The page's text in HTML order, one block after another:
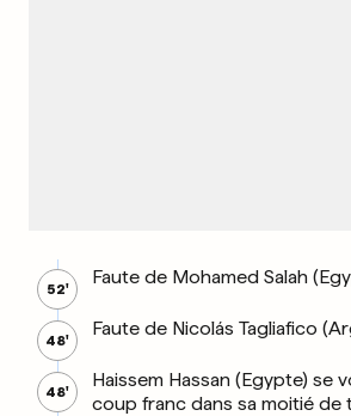
52'
Faute de Mohamed Salah
48'
Faute de Nicolás Tagliafico
48'
Haissem Hassan (Egypte) se
coup franc dans sa moitié de